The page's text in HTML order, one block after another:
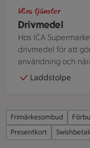
Drivmedel
Våra tjänster
Hos ICA
drivmedel för att
användning och
Laddstolpe
Frimärkesombud
Presentkort